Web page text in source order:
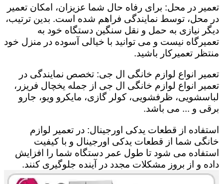
تعمیر در محل: برای رفاه حال شما عزیزان، امکان تعمیر
در محل، توسط نمایندگی فراهم شده است. بدین ترتیب،
دیگر نیازی به حمل و نقل سنگین دستگاه خود به
تعمیرگاه نیست و می توانید با خیالی آسوده در منزل خود
منتظر تعمیرکار باشید.
تعمیر انواع لوازم خانگی ال جی: تخصص نمایندگی در
تعمیر انواع لوازم خانگی ال جی از جمله یخچال فریزر،
لباسشویی، ظرفشویی، کولر گازی، مایکرو ویو، جارو
برقی و ... می باشد.
استفاده از قطعات یدکی اورجینال: در تعمیر لوازم
خانگی شما از قطعات یدکی اورجینال و با کیفیت
استفاده می شود تا طول عمر دستگاه شما را افزایش
داده و از بروز مشکلات مجدد در آینده جلوگیری کنند.